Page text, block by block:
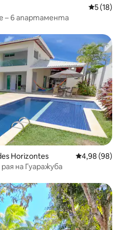
Средна
5 (18)
– 6 апартамента
Horizontes Средна
4,98 (98)
на Гуаражуба